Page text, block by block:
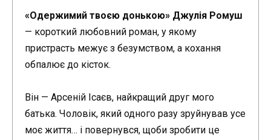
«Одержимий твоєю донькою» Джулія Ромуш
— короткий любовний роман, у якому
пристрасть межує з безумством, а кохання
обпалює до кісток.
Він — Арсеній Ісаєв, найкращий друг мого
батька. Чоловік, який одного разу зруйнував усе
моє життя… і повернувся, щоби зробити це